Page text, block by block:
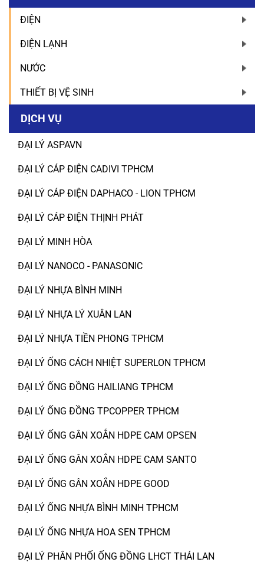
ĐIỆN
ĐIỆN LẠNH
NƯỚC
THIẾT BỊ VỆ SINH
DỊCH VỤ
ĐẠI LÝ ASPAVN
ĐẠI LÝ CÁP ĐIỆN CADIVI TPHCM
ĐẠI LÝ CÁP ĐIỆN DAPHACO - LION TPHCM
ĐẠI LÝ CÁP ĐIỆN THỊNH PHÁT
ĐẠI LÝ MINH HÒA
ĐẠI LÝ NANOCO - PANASONIC
ĐẠI LÝ NHỰA BÌNH MINH
ĐẠI LÝ NHỰA LÝ XUÂN LAN
ĐẠI LÝ NHỰA TIỀN PHONG TPHCM
ĐẠI LÝ ỐNG CÁCH NHIỆT SUPERLON TPHCM
ĐẠI LÝ ỐNG ĐỒNG HAILIANG TPHCM
ĐẠI LÝ ỐNG ĐỒNG TPCOPPER TPHCM
ĐẠI LÝ ỐNG GÂN XOẮN HDPE CAM OPSEN
ĐẠI LÝ ỐNG GÂN XOẮN HDPE CAM SANTO
ĐẠI LÝ ỐNG GÂN XOẮN HDPE GOOD
ĐẠI LÝ ỐNG NHỰA BÌNH MINH TPHCM
ĐẠI LÝ ỐNG NHỰA HOA SEN TPHCM
ĐẠI LÝ PHÂN PHỐI ỐNG ĐỒNG LHCT THÁI LAN